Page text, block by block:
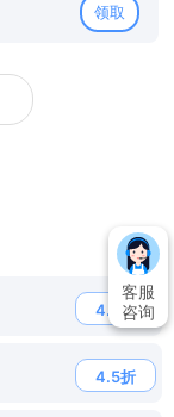
领取
4.7折
4.5折
客服
咨询